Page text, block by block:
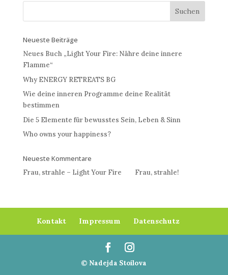
Neueste Beiträge
Neues Buch „Light Your Fire: Nähre deine innere
Flamme“
Why ENERGY RETREATS BG
Wie deine inneren Programme deine Realität
bestimmen
Die 5 Elemente für bewusstes Sein, Leben & Sinn
Who owns your happiness?
Neueste Kommentare
Frau, strahle – Light Your Fire Frau, strahle!
Kontakt Impressum Datenschutz
© Nadejda Stoilova